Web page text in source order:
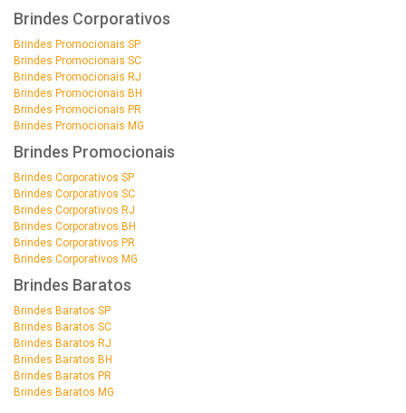
Brindes Corporativos
Brindes Promocionais SP
Brindes Promocionais SC
Brindes Promocionais RJ
Brindes Promocionais BH
Brindes Promocionais PR
Brindes Promocionais MG
Brindes Promocionais
Brindes Corporativos SP
Brindes Corporativos SC
Brindes Corporativos RJ
Brindes Corporativos BH
Brindes Corporativos PR
Brindes Corporativos MG
Brindes Baratos
Brindes Baratos SP
Brindes Baratos SC
Brindes Baratos RJ
Brindes Baratos BH
Brindes Baratos PR
Brindes Baratos MG